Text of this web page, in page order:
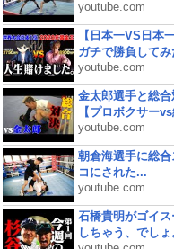
youtube.com
【日本一VS日本
ガチで勝負して
youtube.com
金太郎選手と総
【プロボクサー
youtube.com
朝倉海選手に総
コにされた...
youtube.com
石橋貴明がゴイ
しちゃう、でし